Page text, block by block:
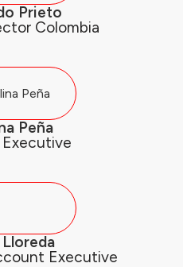
Prieto
Colombia
Peña
Lloreda
Executive